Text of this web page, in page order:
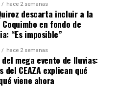
hace 2 semanas
descarta incluir a la
en fondo de
“Es imposible”
hace 2 semanas
mega evento de lluvias:
del CEAZA explican qué
viene ahora